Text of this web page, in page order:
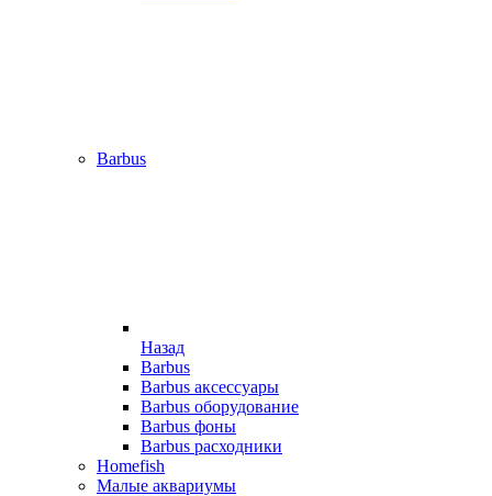
Barbus
Назад
Barbus
Barbus аксессуары
Barbus оборудование
Barbus фоны
Barbus расходники
Homefish
Малые аквариумы